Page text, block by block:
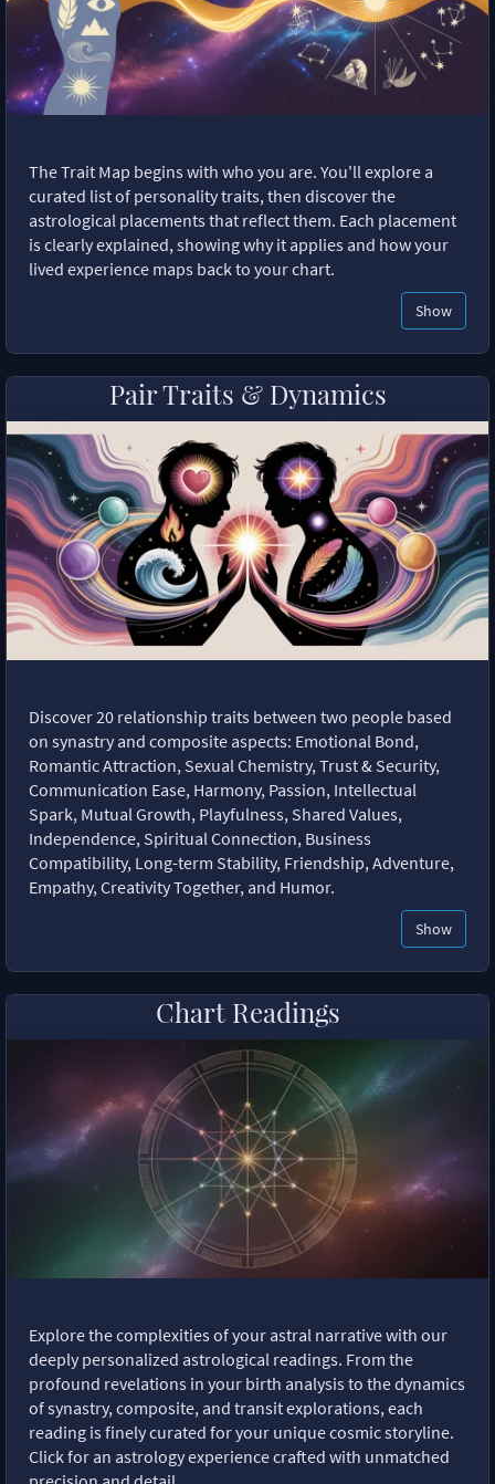
The Trait Map begins with who you are. You'll explore a
curated list of personality traits, then discover the
astrological placements that reflect them. Each placement
is clearly explained, showing why it applies and how your
lived experience maps back to your chart.
Show
Pair Traits & Dynamics
Discover 20 relationship traits between two people based
on synastry and composite aspects: Emotional Bond,
Romantic Attraction, Sexual Chemistry, Trust & Security,
Communication Ease, Harmony, Passion, Intellectual
Spark, Mutual Growth, Playfulness, Shared Values,
Independence, Spiritual Connection, Business
Compatibility, Long-term Stability, Friendship, Adventure,
Empathy, Creativity Together, and Humor.
Show
Chart Readings
Explore the complexities of your astral narrative with our
deeply personalized astrological readings. From the
profound revelations in your birth analysis to the dynamics
of synastry, composite, and transit explorations, each
reading is finely curated for your unique cosmic storyline.
Click for an astrology experience crafted with unmatched